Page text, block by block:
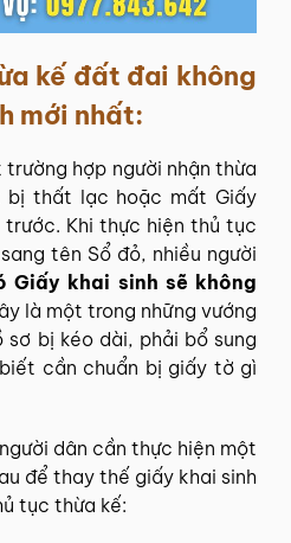
kế đất đai không
mới nhất:
hợp người nhận thừa
bị thất lạc hoặc mất Giấy
trước. Khi thực hiện thủ tục
tên Sổ đỏ, nhiều người
Giấy khai sinh sẽ không
là một trong những vướng
sơ bị kéo dài, phải bổ sung
cần chuẩn bị giấy tờ gì
dân cần thực hiện một
để thay thế giấy khai sinh
tục thừa kế: